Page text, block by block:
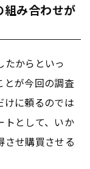
組み合わせが
たからといっ
とが今回の調査
けに頼るのでは
トとして、いか
させ購買させる